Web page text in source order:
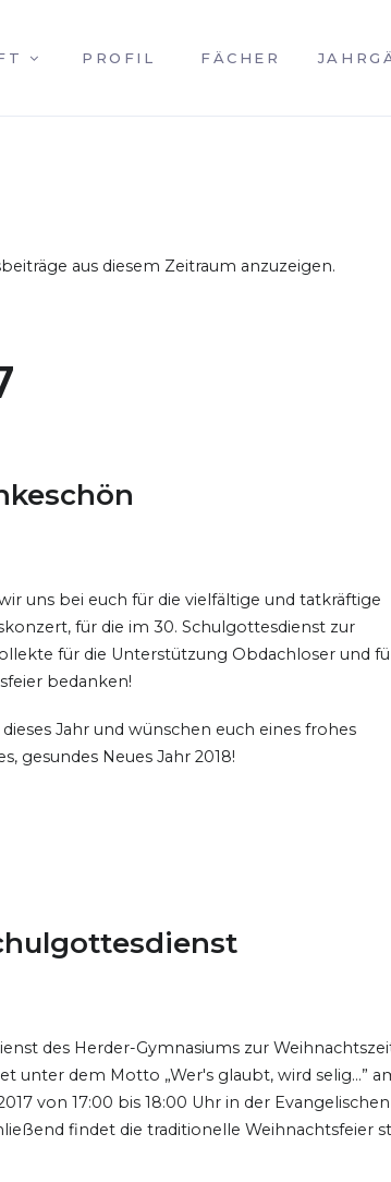
PROFIL FÄCHER
aus diesem Zeitraum anzuzeigen.
uns bei euch für die vielfältige und tatkräftige
für die im 30. Schulgottesdienst zur
für die Unterstützung Obdachloser und
bedanken!
Jahr und wünschen euch eines frohes
gesundes Neues Jahr 2018!
des Herder-Gymnasiums zur
unter dem Motto „Wer's glaubt, wird selig...”
von 17:00 bis 18:00 Uhr in der Evangelischen
findet die traditionelle Weihnachtsfeier